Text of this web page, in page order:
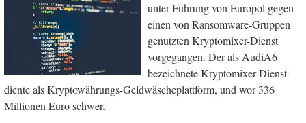
unter Führung von Europol gegen
einen von Ransomware-Gruppen
genutzten Kryptomixer-Dienst
vorgegangen. Der als AudiA6
bezeichnete Kryptomixer-Dienst
diente als Kryptowährungs-Geldwäscheplattform, und wor 336
Millionen Euro schwer.